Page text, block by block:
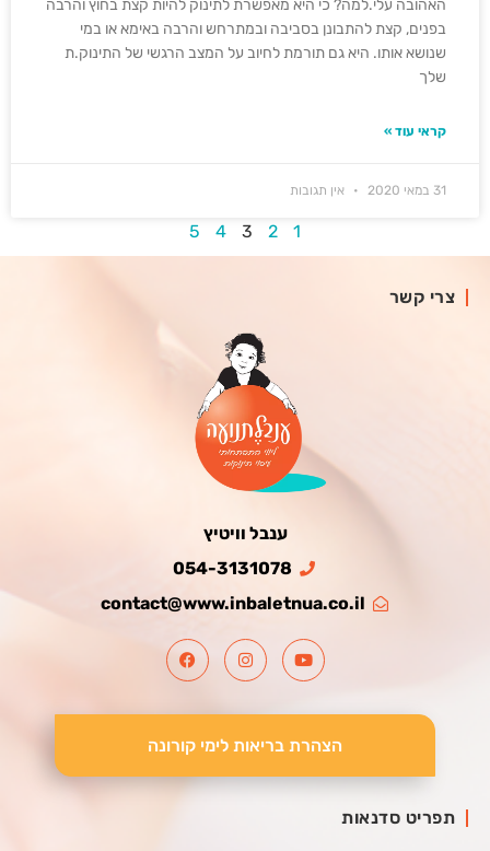
האהובה עלי.למה? כי היא מאפשרת לתינוק להיות קצת בחוץ והרבה
בפנים, קצת להתבונן בסביבה ובמתרחש והרבה באימא או במי
שנושא אותו. היא גם תורמת לחיוב על המצב הרגשי של התינוק.ת
שלך
קראי עוד »
31 במאי 2020 אין תגובות
1
2
3
4
5
צרי קשר
ענבל וויטיץ
054-3131078
contact@www.inbaletnua.co.il
הצהרת בריאות לימי קורונה
תפריט סדנאות